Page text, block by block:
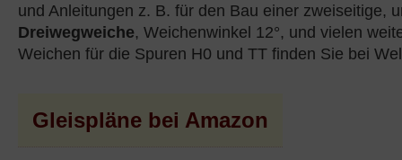
und Anleitungen z. B. für den Bau einer zweiseitige,
Dreiwegweiche, Weichenwinkel 12°, und vielen
Weichen für die Spuren H0 und TT finden Sie bei
Gleispläne bei Amazon